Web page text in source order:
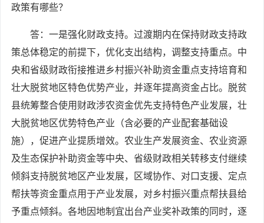
政策有哪些？
答：一是强化财政支持。过渡期内在保持财政支持政
策总体稳定的前提下，优化支出结构，调整支持重点。中
央和省级财政衔接推进乡村振兴补助资金重点支持培育和
壮大脱贫地区特色优势产业，并逐年提高资金占比。脱贫
县统筹整合使用财政涉农资金优先支持特色产业发展，壮
大脱贫地区优势特色产业（含必要的产业配套基础设
施），促进产业提质增效。农业生产发展资金、农业资源
及生态保护补助资金等中央、省级财政相关转移支付继续
倾斜支持脱贫地区产业发展，区域协作、对口支援、定点
帮扶等资金重点用于产业发展，对乡村振兴重点帮扶县给
予重点倾斜。各地因地制宜出台产业奖补政策的同时，逐